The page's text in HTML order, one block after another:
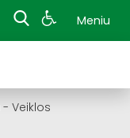
Meniu
- Veiklos